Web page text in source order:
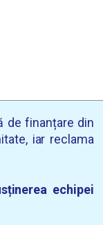
de finanțare din
iar reclama
echipei